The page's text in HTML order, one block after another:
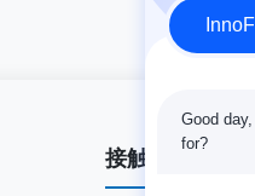
接触の細部
Good
for?